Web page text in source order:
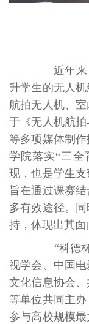
近年来，
升学生的无人
航拍无人机、
于《无人机航拍
等多项媒体制
学院落实“三全
现，也是学生支
旨在通过课赛
多有效途径。
持，体现出其面
“科德杯”
视学会、中国
文化信息协会
等单位共同主
参与高校规模